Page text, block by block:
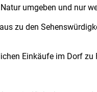
umgeben und nur
zu den
Einkäufe im Dorf zu